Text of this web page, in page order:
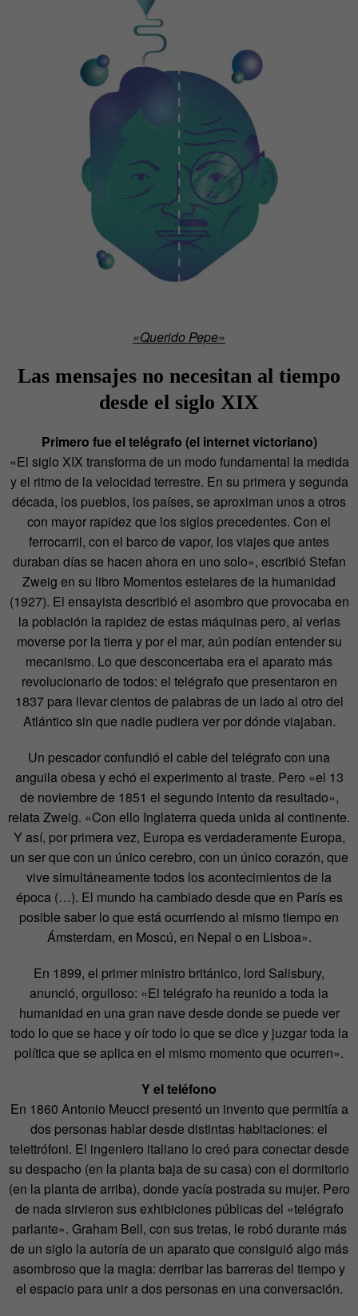
«Querido Pepe»
Las mensajes no necesitan al tiempo
desde el siglo XIX
Primero fue el telégrafo (el internet victoriano)
«El siglo XIX transforma de un modo fundamental la medida
y el ritmo de la velocidad terrestre. En su primera y segunda
década, los pueblos, los países, se aproximan unos a otros
con mayor rapidez que los siglos precedentes. Con el
ferrocarril, con el barco de vapor, los viajes que antes
duraban días se hacen ahora en uno solo», escribió Stefan
Zweig en su libro Momentos estelares de la humanidad
(1927). El ensayista describió el asombro que provocaba en
la población la rapidez de estas máquinas pero, al verlas
moverse por la tierra y por el mar, aún podían entender su
mecanismo. Lo que desconcertaba era el aparato más
revolucionario de todos: el telégrafo que presentaron en
1837 para llevar cientos de palabras de un lado al otro del
Atlántico sin que nadie pudiera ver por dónde viajaban.
Un pescador confundió el cable del telégrafo con una
anguila obesa y echó el experimento al traste. Pero «el 13
de noviembre de 1851 el segundo intento da resultado»,
relata Zweig. «Con ello Inglaterra queda unida al continente.
Y así, por primera vez, Europa es verdaderamente Europa,
un ser que con un único cerebro, con un único corazón, que
vive simultáneamente todos los acontecimientos de la
época (…). El mundo ha cambiado desde que en París es
posible saber lo que está ocurriendo al mismo tiempo en
Ámsterdam, en Moscú, en Nepal o en Lisboa».
En 1899, el primer ministro británico, lord Salisbury,
anunció, orgulloso: «El telégrafo ha reunido a toda la
humanidad en una gran nave desde donde se puede ver
todo lo que se hace y oír todo lo que se dice y juzgar toda la
política que se aplica en el mismo momento que ocurren».
Y el teléfono
En 1860 Antonio Meucci presentó un invento que permitía a
dos personas hablar desde distintas habitaciones: el
telettrófoni. El ingeniero italiano lo creó para conectar desde
su despacho (en la planta baja de su casa) con el dormitorio
(en la planta de arriba), donde yacía postrada su mujer. Pero
de nada sirvieron sus exhibiciones públicas del «telégrafo
parlante». Graham Bell, con sus tretas, le robó durante más
de un siglo la autoría de un aparato que consiguió algo más
asombroso que la magia: derribar las barreras del tiempo y
el espacio para unir a dos personas en una conversación.